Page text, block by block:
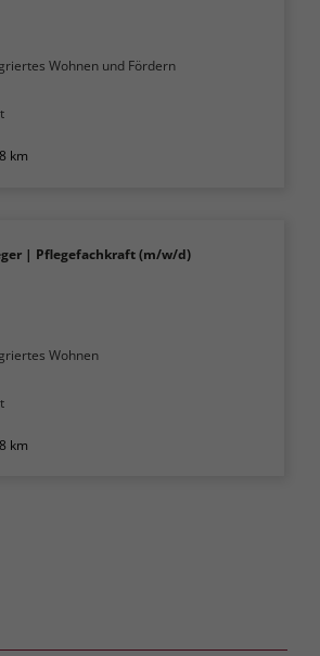
Wohnen und Fördern
km
| Pflegefachkraft (m/w/d)
Wohnen
km